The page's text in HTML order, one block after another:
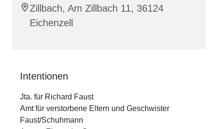
Zillbach, Am Zillbach 11, 36124
Eichenzell
Intentionen
Jta. für Richard Faust
Amt für verstorbene Eltern und Geschwister
Faust/Schuhmann